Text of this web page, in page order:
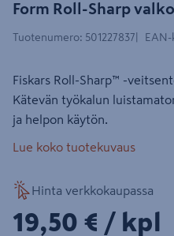
Form Roll-Sharp
Tuotenumero: 501227837
Fiskars Roll-Sharp™ -
Kätevän työkalun
ja helpon käytön.
Lue koko tuotekuvaus
Hinta verkkokaupassa
19,50€/kpl
19,50 € / kpl